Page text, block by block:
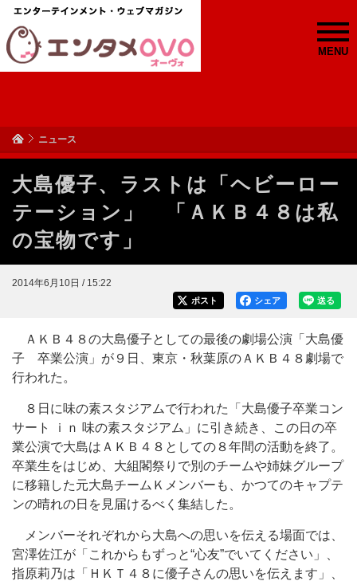
MENU
ニュース
大島優子、ラストは「ヘビーロー
テーション」 「ＡＫＢ４８は私
の宝物です」
2014年6月10日 / 15:22
送る
シェア
ポスト
ＡＫＢ４８の大島優子としての最後の劇場公演「大島優
子 卒業公演」が９日、東京・秋葉原のＡＫＢ４８劇場で
行われた。
８日に味の素スタジアムで行われた「大島優子卒業コン
サート ｉｎ 味の素スタジアム」に引き続き、この日の卒
業公演で大島はＡＫＢ４８としての８年間の活動を終了。
卒業生をはじめ、大組閣祭りで別のチームや姉妹グループ
に移籍した元大島チームＫメンバーも、かつてのキャプテ
ンの晴れの日を見届けるべく集結した。
メンバーそれぞれから大島への思いを伝える場面では、
宮澤佐江が「これからもずっと“心友”でいてください」、
指原莉乃は「ＨＫＴ４８に優子さんの思いを伝えます」、